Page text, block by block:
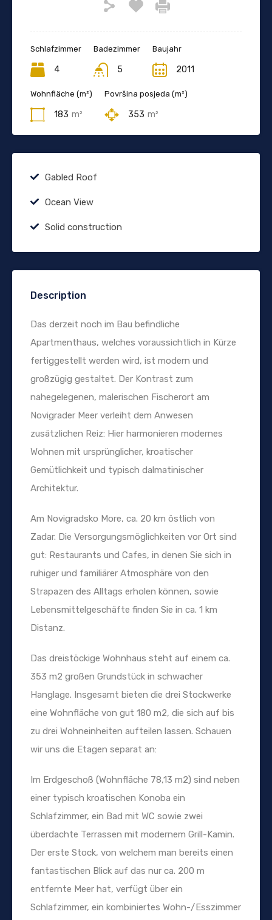
Schlafzimmer
4
Badezimmer
5
Baujahr
2011
Wohnfläche (m²)
183 m²
Površina posjeda (m²)
353 m²
Gabled Roof
Ocean View
Solid construction
Description
Das derzeit noch im Bau befindliche
Apartmenthaus, welches voraussichtlich in Kürze
fertiggestellt werden wird, ist modern und
großzügig gestaltet. Der Kontrast zum
nahegelegenen, malerischen Fischerort am
Novigrader Meer verleiht dem Anwesen
zusätzlichen Reiz: Hier harmonieren modernes
Wohnen mit ursprünglicher, kroatischer
Gemütlichkeit und typisch dalmatinischer
Architektur.
Am Novigradsko More, ca. 20 km östlich von
Zadar. Die Versorgungsmöglichkeiten vor Ort sind
gut: Restaurants und Cafes, in denen Sie sich in
ruhiger und familiärer Atmosphäre von den
Strapazen des Alltags erholen können, sowie
Lebensmittelgeschäfte finden Sie in ca. 1 km
Distanz.
Das dreistöckige Wohnhaus steht auf einem ca.
353 m2 großen Grundstück in schwacher
Hanglage. Insgesamt bieten die drei Stockwerke
eine Wohnfläche von gut 180 m2, die sich auf bis
zu drei Wohneinheiten aufteilen lassen. Schauen
wir uns die Etagen separat an:
Im Erdgeschoß (Wohnfläche 78,13 m2) sind neben
einer typisch kroatischen Konoba ein
Schlafzimmer, ein Bad mit WC sowie zwei
überdachte Terrassen mit modernem Grill-Kamin.
Der erste Stock, von welchem man bereits einen
fantastischen Blick auf das nur ca. 200 m
entfernte Meer hat, verfügt über ein
Schlafzimmer, ein kombiniertes Wohn-/Esszimmer